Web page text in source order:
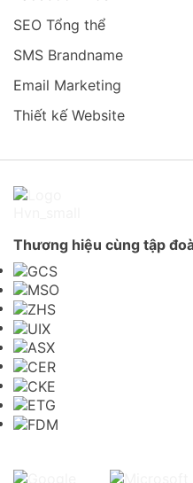
SEO Tổng thể
SMS Brandname
Email Marketing
Thiết kế Website
Thương hiệu cùng tập